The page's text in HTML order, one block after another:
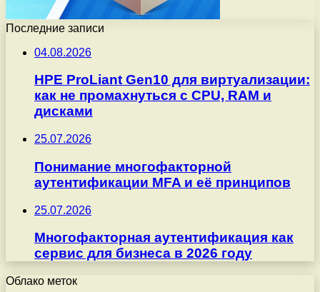
Последние записи
04.08.2026
HPE ProLiant Gen10 для виртуализации:
как не промахнуться с CPU, RAM и
дисками
25.07.2026
Понимание многофакторной
аутентификации MFA и её принципов
25.07.2026
Многофакторная аутентификация как
сервис для бизнеса в 2026 году
Облако меток